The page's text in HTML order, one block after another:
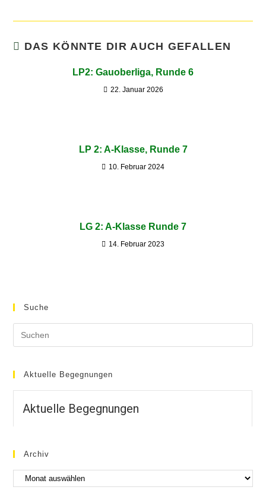
DAS KÖNNTE DIR AUCH GEFALLEN
LP2: Gauoberliga, Runde 6
22. Januar 2026
LP 2: A-Klasse, Runde 7
10. Februar 2024
LG 2: A-Klasse Runde 7
14. Februar 2023
Suche
Aktuelle Begegnungen
Aktuelle Begegnungen
Archiv